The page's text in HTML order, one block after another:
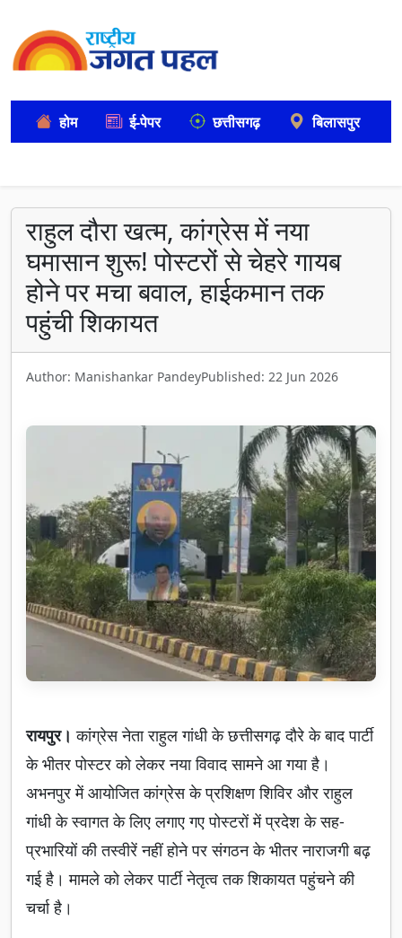
होम ई-पेपर छत्तीसगढ़ बिलासपुर
राहुल दौरा खत्म, कांग्रेस में नया
घमासान शुरू! पोस्टरों से चेहरे गायब
होने पर मचा बवाल, हाईकमान तक
पहुंची शिकायत
Author: Manishankar PandeyPublished: 22 Jun 2026
रायपुर।कांग्रेस नेता राहुल गांधी के छत्तीसगढ़ दौरे के बाद पार्टी
के भीतर पोस्टर को लेकर नया विवाद सामने आ गया है।
अभनपुर में आयोजित कांग्रेस के प्रशिक्षण शिविर और राहुल
गांधी के स्वागत के लिए लगाए गए पोस्टरों में प्रदेश के सह-
प्रभारियों की तस्वीरें नहीं होने पर संगठन के भीतर नाराजगी बढ़
गई है। मामले को लेकर पार्टी नेतृत्व तक शिकायत पहुंचने की
चर्चा है।